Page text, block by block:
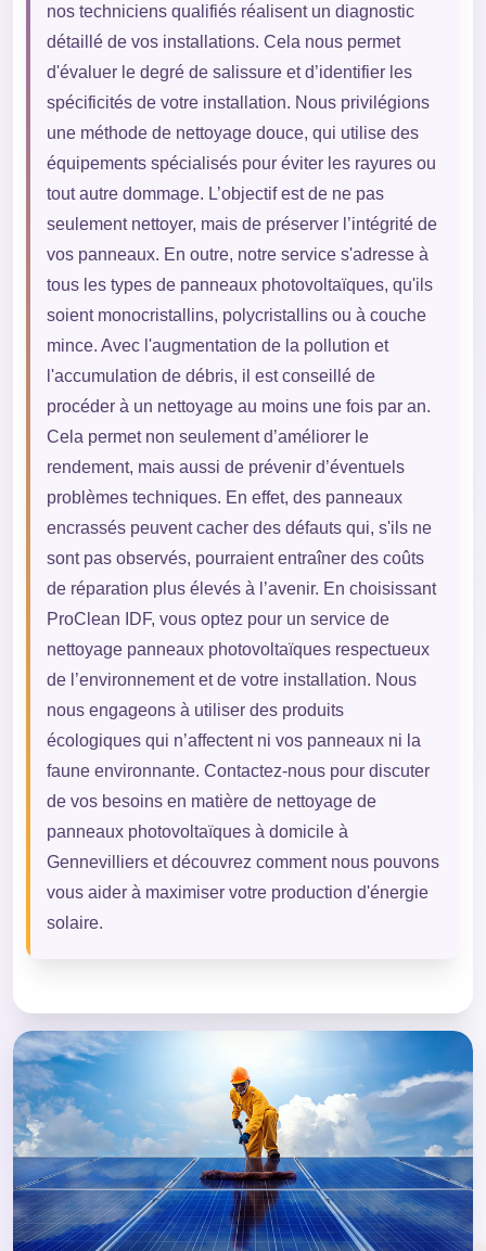
nos techniciens qualifiés réalisent un diagnostic
détaillé de vos installations. Cela nous permet
d'évaluer le degré de salissure et d’identifier les
spécificités de votre installation. Nous privilégions
une méthode de nettoyage douce, qui utilise des
équipements spécialisés pour éviter les rayures ou
tout autre dommage. L’objectif est de ne pas
seulement nettoyer, mais de préserver l’intégrité de
vos panneaux. En outre, notre service s'adresse à
tous les types de panneaux photovoltaïques, qu'ils
soient monocristallins, polycristallins ou à couche
mince. Avec l'augmentation de la pollution et
l'accumulation de débris, il est conseillé de
procéder à un nettoyage au moins une fois par an.
Cela permet non seulement d’améliorer le
rendement, mais aussi de prévenir d’éventuels
problèmes techniques. En effet, des panneaux
encrassés peuvent cacher des défauts qui, s'ils ne
sont pas observés, pourraient entraîner des coûts
de réparation plus élevés à l’avenir. En choisissant
ProClean IDF, vous optez pour un service de
nettoyage panneaux photovoltaïques respectueux
de l’environnement et de votre installation. Nous
nous engageons à utiliser des produits
écologiques qui n’affectent ni vos panneaux ni la
faune environnante. Contactez-nous pour discuter
de vos besoins en matière de nettoyage de
panneaux photovoltaïques à domicile à
Gennevilliers et découvrez comment nous pouvons
vous aider à maximiser votre production d'énergie
solaire.